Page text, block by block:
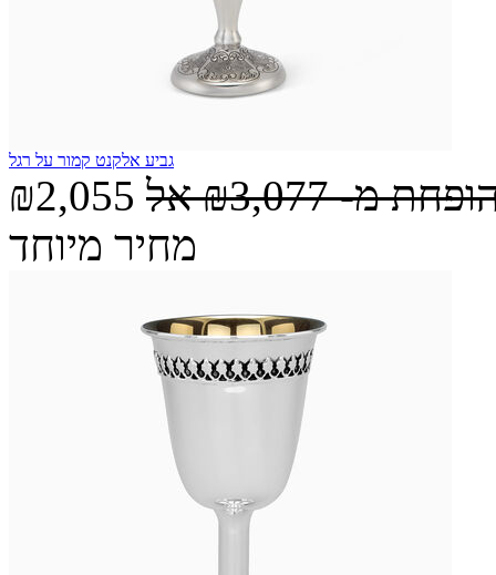
גביע אלקנט קמור על רגל
₪2,055 מ-₪3,077 אל
מחיר מיוחד